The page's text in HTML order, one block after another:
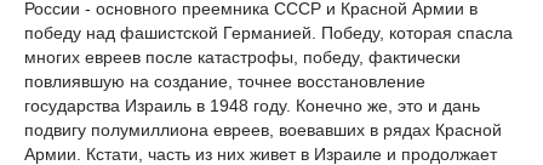
России - основного преемника СССР и Красной Армии в
победу над фашистской Германией. Победу, которая спасла
многих евреев после катастрофы, победу, фактически
повлиявшую на создание, точнее восстановление
государства Израиль в 1948 году. Конечно же, это и дань
подвигу полумиллиона евреев, воевавших в рядах Красной
Армии. Кстати, часть из них живет в Израиле и продолжает